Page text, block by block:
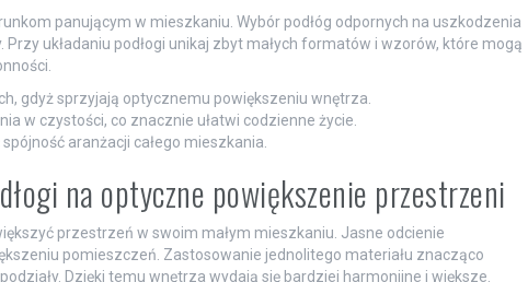
panującym w mieszkaniu. Wybór podłóg odpornych na uszkodzenia
układaniu podłogi unikaj zbyt małych formatów i wzorów, które mogą
gdyż sprzyjają optycznemu powiększeniu wnętrza.
w czystości, co znacznie ułatwi codzienne życie.
aranżacji całego mieszkania.
na optyczne powiększenie przestrzeni
przestrzeń w swoim małym mieszkaniu. Jasne odcienie
pomieszczeń. Zastosowanie jednolitego materiału znacząco
Dzięki temu wnętrza wydają się bardziej harmonijne i większe.